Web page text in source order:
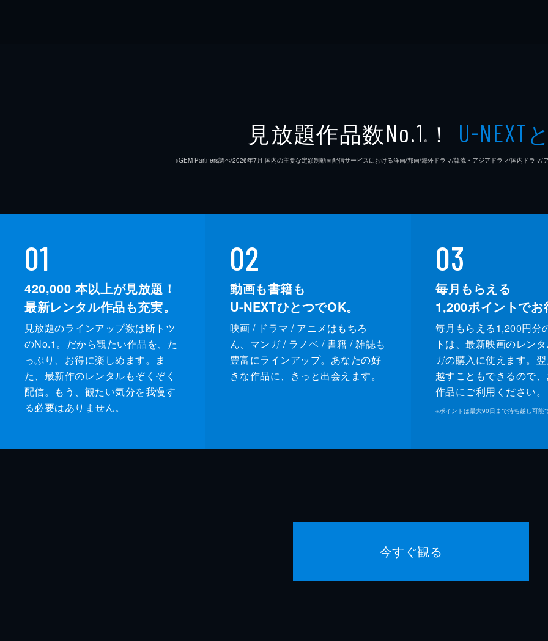
見放題作品数No.1 ※ ！ U-NEXT
※GEM Partners調べ/2026年7⽉ 国内の主要な定額制動画配信サービスにおける洋画/邦画/海外ドラマ/韓流・アジアドラマ/国内ドラマ/
01
420,000 本以上が見放題！
最新レンタル作品も充実。
見放題のラインアップ数は断トツ
のNo.1。だから観たい作品を、た
っぷり、お得に楽しめます。ま
た、最新作のレンタルもぞくぞく
配信。もう、観たい気分を我慢す
る必要はありません。
02
動画も書籍も
U-NEXTひとつでOK。
映画 / ドラマ / アニメはもちろ
ん、マンガ / ラノベ / 書籍 / 雑誌も
豊富にラインアップ。あなたの好
きな作品に、きっと出会えます。
03
毎月もらえる
1,200ポイントでお
毎月もらえる1,200円分
トは、最新映画のレン
ガの購入に使えます。
越すこともできるので
作品にご利用ください。
※ポイントは最大90日まで持ち越し可能
今すぐ観る